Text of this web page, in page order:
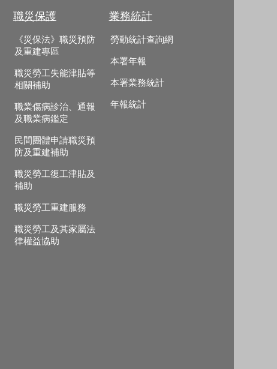
職災保護
《災保法》職災預防
及重建專區
職災勞工失能津貼等
相關補助
職業傷病診治、通報
及職業病鑑定
民間團體申請職災預
防及重建補助
職災勞工復工津貼及
補助
職災勞工重建服務
職災勞工及其家屬法
律權益協助
業務統計
勞動統計查詢網
本署年報
本署業務統計
年報統計